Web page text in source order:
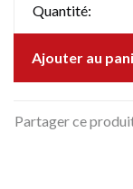
Quantité:
Ajouter au
Partager ce